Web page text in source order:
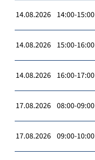
14.08.2026 14:00-15:00
14.08.2026 15:00-16:00
14.08.2026 16:00-17:00
17.08.2026 08:00-09:00
17.08.2026 09:00-10:00